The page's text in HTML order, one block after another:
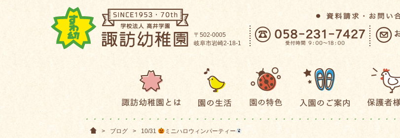
〒502-0005
岐阜市岩崎2-18-1
> ブログ > 10/31 ミニハロウィンパーティー